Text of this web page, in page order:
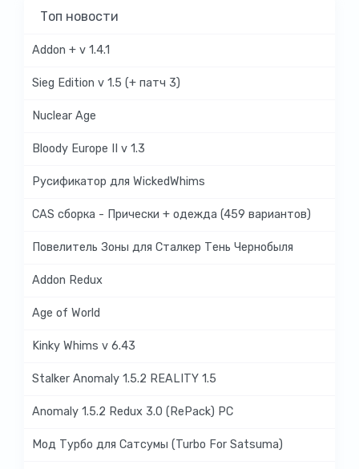
Топ новости
Addon + v 1.4.1
Sieg Edition v 1.5 (+ патч 3)
Nuclear Age
Bloody Europe II v 1.3
Русификатор для WickedWhims
CAS сборка - Прически + одежда (459 вариантов)
Повелитель Зоны для Сталкер Тень Чернобыля
Addon Redux
Age of World
Kinky Whims v 6.43
Stalker Anomaly 1.5.2 REALITY 1.5
Anomaly 1.5.2 Redux 3.0 (RePack) PC
Мод Турбо для Сатсумы (Turbo For Satsuma)